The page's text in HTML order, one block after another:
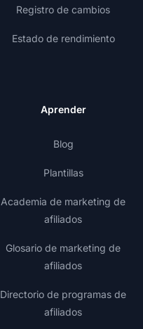
Registro de cambios
Estado de rendimiento
Aprender
Blog
Plantillas
Academia de marketing de
afiliados
Glosario de marketing de
afiliados
Directorio de programas de
afiliados